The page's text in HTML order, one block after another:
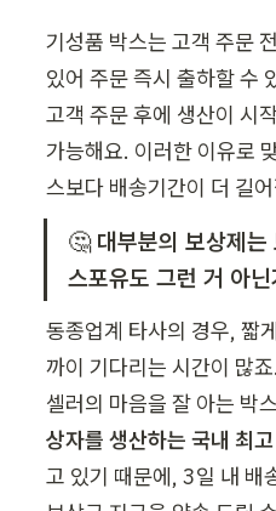
기성품 박스는 고객 주문
있어 주문 즉시 출하할 수
고객 주문 후에 생산이 시
가능해요. 이러한 이유로
스보다 배송기간이 더 길
🤔 대부분의 보상제
스포유도 그런 거 아
동종업계 타사의 경우, 짧
까이 기다리는 시간이 많
셀러의 마음을 잘 아는 박
상자를 생산하는 국내 최
고 있기 때문에, 3일 내 배